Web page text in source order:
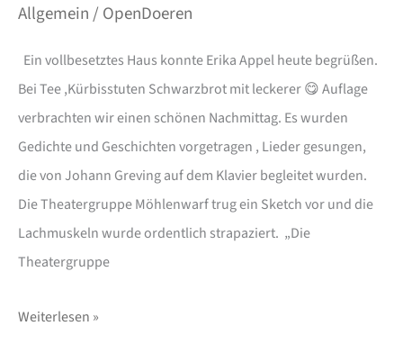
Allgemein/ OpenDoeren
Ein vollbesetztes Haus konnte Erika Appel heute begrüßen.
Bei Tee ,Kürbisstuten Schwarzbrot mit leckerer 😋 Auflage
verbrachten wir einen schönen Nachmittag. Es wurden
Gedichte und Geschichten vorgetragen , Lieder gesungen,
die von Johann Greving auf dem Klavier begleitet wurden.
Die Theatergruppe Möhlenwarf trug ein Sketch vor und die
Lachmuskeln wurde ordentlich strapaziert. „Die
Theatergruppe
Weiterlesen »